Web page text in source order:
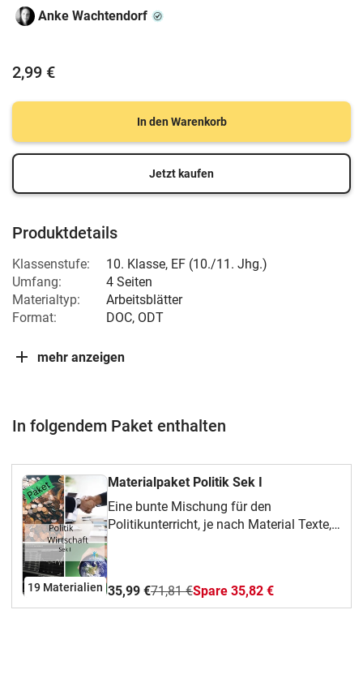
Anke Wachtendorf
2,99 €
In den Warenkorb
Jetzt kaufen
Produktdetails
Klassenstufe: 10. Klasse, EF (10./11. Jhg.)
Umfang:
4 Seiten
Materialtyp:
Arbeitsblätter
Format:
DOC, ODT
mehr anzeigen
In folgendem Paket enthalten
19 Materialien
Materialpaket Politik Sek I
Eine bunte Mischung für den
Politikunterricht, je nach Material Texte,
magische Viereck Betriebswirtschaftx2
Bewerbung Praktikum
35,99 €71,81 €Spare 35,82 €